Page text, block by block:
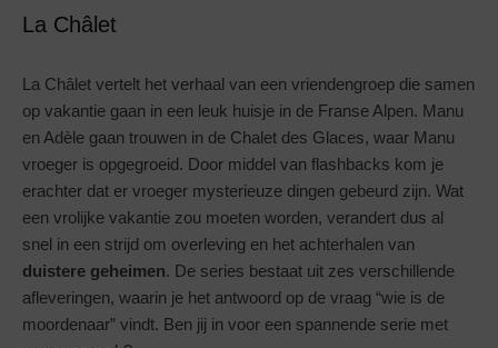
La Châlet
La Châlet vertelt het verhaal van een vriendengroep die samen
op vakantie gaan in een leuk huisje in de Franse Alpen. Manu
en Adèle gaan trouwen in de Chalet des Glaces, waar Manu
vroeger is opgegroeid. Door middel van flashbacks kom je
erachter dat er vroeger mysterieuze dingen gebeurd zijn. Wat
een vrolijke vakantie zou moeten worden, verandert dus al
snel in een strijd om overleving en het achterhalen van
duistere geheimen. De series bestaat uit zes verschillende
afleveringen, waarin je het antwoord op de vraag “wie is de
moordenaar” vindt. Ben jij in voor een spannende serie met